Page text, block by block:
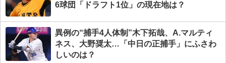
6球団「ドラフト1位」の現在地は？
異例の“捕手4人体制”木下拓哉、A.マルティ
ネス、大野奨太…「中日の正捕手」にふさわ
しいのは？